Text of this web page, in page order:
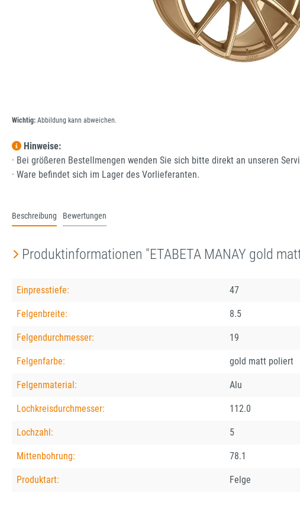
Wichtig: Abbildung kann abweichen.
Hinweise:
· Bei größeren Bestellmengen wenden Sie sich bitte direkt an unseren
· Ware befindet sich im Lager des Vorlieferanten.
Beschreibung Bewertungen
Produktinformationen "ETABETA MANAY gold
Einpresstiefe: 47
Felgenbreite: 8.5
Felgendurchmesser: 19
Felgenfarbe: gold matt poliert
Felgenmaterial: Alu
Lochkreisdurchmesser: 112.0
Lochzahl: 5
Mittenbohrung: 78.1
Produktart: Felge